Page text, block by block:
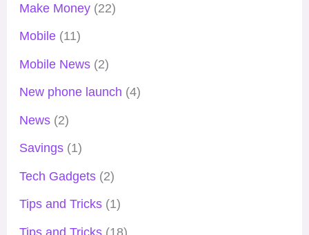
Make Money(22)
Mobile(11)
Mobile News(2)
New phone launch (4)
News(2)
Savings(1)
Tech Gadgets(2)
Tips and Tricks(1)
Tips and Tricks(18)